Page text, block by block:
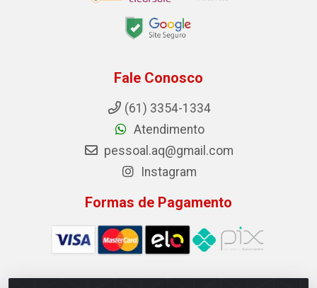
Fale Conosco
(61) 3354-1334
Atendimento
pessoal.aq@gmail.com
Instagram
Formas de Pagamento